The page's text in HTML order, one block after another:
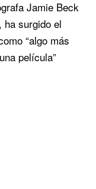
Jamie Beck
ha surgido el
“algo más
película”